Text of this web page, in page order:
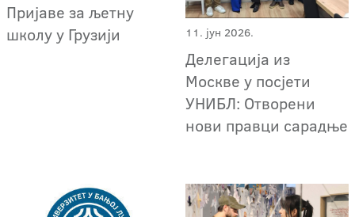
Пријаве за љетну
школу у Грузији
11. јун 2026.
Делегација из
Москве у посјети
УНИБЛ: Отворени
нови правци сарадње